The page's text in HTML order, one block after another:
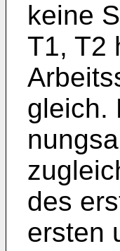
keine
T1, T2
gleich.
des
ersten